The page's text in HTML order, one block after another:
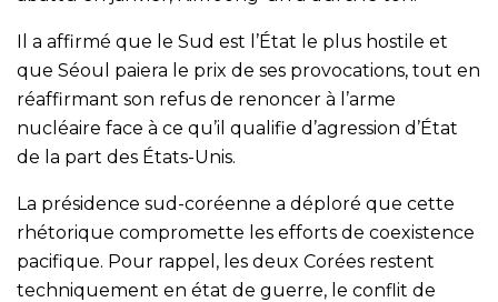
Il a affirmé que le Sud est l’État le plus hostile et
que Séoul paiera le prix de ses provocations, tout en
réaffirmant son refus de renoncer à l’arme
nucléaire face à ce qu’il qualifie d’agression d’État
de la part des États-Unis.
La présidence sud-coréenne a déploré que cette
rhétorique compromette les efforts de coexistence
pacifique. Pour rappel, les deux Corées restent
techniquement en état de guerre, le conflit de